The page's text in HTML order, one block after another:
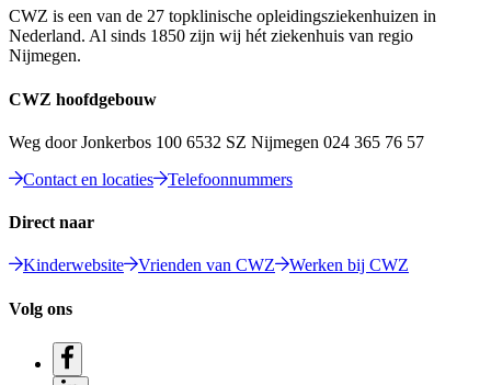
CWZ is een van de 27 topklinische opleidingsziekenhuizen in
Nederland. Al sinds 1850 zijn wij hét ziekenhuis van regio
Nijmegen.
CWZ hoofdgebouw
Weg door Jonkerbos 100 6532 SZ Nijmegen 024 365 76 57
Contact en locaties
Telefoonnummers
Direct naar
Kinderwebsite Vrienden van CWZ Werken bij CWZ
Volg ons